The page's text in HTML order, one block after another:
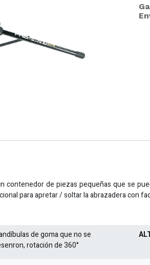
de piezas pequeñas que se
para apretar / soltar la abrazadera con
de goma que no se
rotación de 360°